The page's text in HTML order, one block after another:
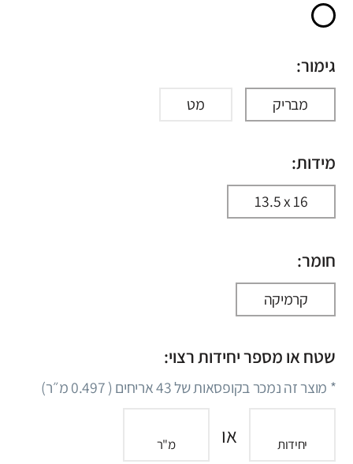
גימור:
מבריק מט
מידות:
13.5 x 16
חומר:
קרמיקה
שטח או מספר יחידות רצוי:
* מוצר זה נמכר בקופסאות של43אריחים (0.497מ״ר)
יחידות או מ"ר